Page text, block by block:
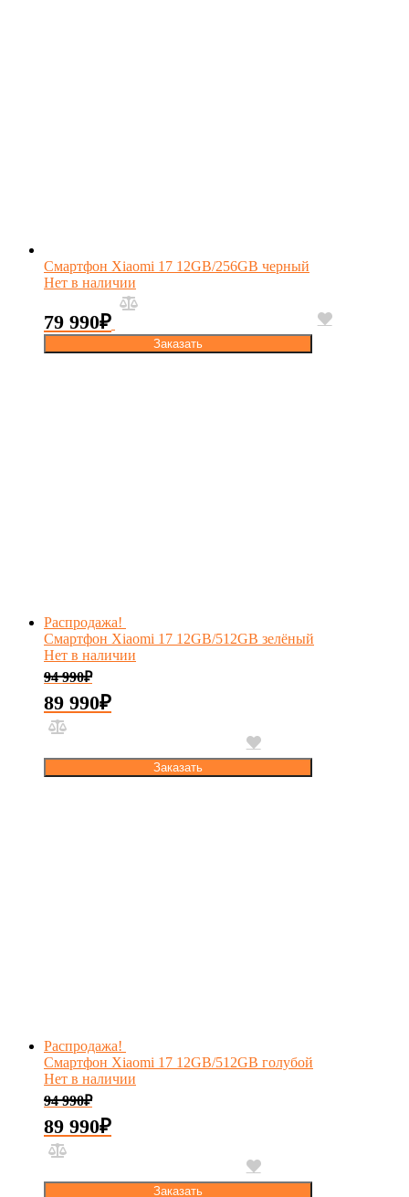
Смартфон Xiaomi 17 12GB/256GB черный
Нет в наличии
79 990₽
Заказать
Распродажа!
Смартфон Xiaomi 17 12GB/512GB зелёный
Нет в наличии
94 990₽
89 990₽
Заказать
Распродажа!
Смартфон Xiaomi 17 12GB/512GB голубой
Нет в наличии
94 990₽
89 990₽
Заказать